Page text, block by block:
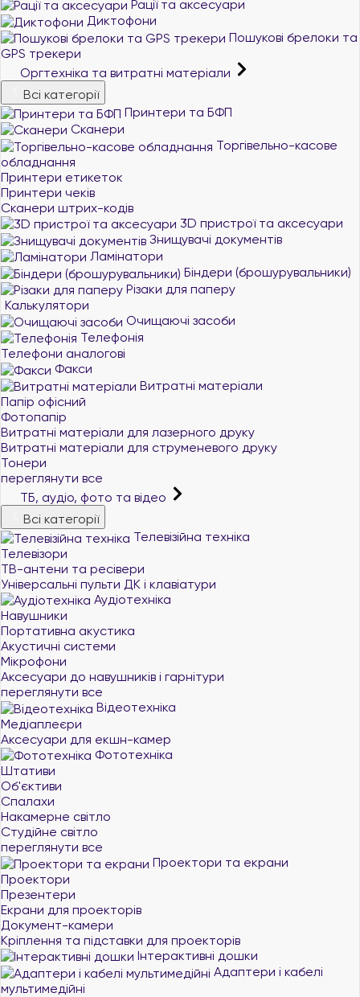
Рації та аксесуари
Диктофони
Пошукові брелоки та
GPS трекери
Оргтехніка та витратні матеріали
Всі категорії
Принтери та БФП
Сканери
Торгівельно-касове
обладнання
Принтери етикеток
Принтери чеків
Сканери штрих-кодів
3D пристрої та аксесуари
Знищувачі документів
Ламінатори
Біндери (брошурувальники)
Різаки для паперу
Калькулятори
Очищаючі засоби
Телефонія
Телефони аналогові
Факси
Витратні матеріали
Папір офісний
Фотопапір
Витратні матеріали для лазерного друку
Витратні матеріали для струменевого друку
Тонери
переглянути все
ТБ, аудіо, фото та відео
Всі категорії
Телевізійна техніка
Телевізори
ТВ-антени та ресівери
Універсальні пульти ДК і клавіатури
Аудіотехніка
Навушники
Портативна акустика
Акустичні системи
Мікрофони
Аксесуари до навушників і гарнітури
переглянути все
Відеотехніка
Медіаплеєри
Аксесуари для екшн-камер
Фототехніка
Штативи
Об'єктиви
Спалахи
Накамерне світло
Студійне світло
переглянути все
Проектори та екрани
Проектори
Презентери
Екрани для проекторів
Документ-камери
Кріплення та підставки для проекторів
Інтерактивні дошки
Адаптери і кабелі
мультимедійні